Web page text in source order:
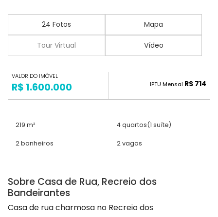
24 Fotos Mapa
Tour Virtual Vídeo
VALOR DO IMÓVEL
R$ 1.600.000 IPTU Mensal R$ 714
219 m² 4 quartos(1 suíte)
2 banheiros 2 vagas
Sobre Casa de Rua, Recreio dos
Bandeirantes
Casa de rua charmosa no Recreio dos